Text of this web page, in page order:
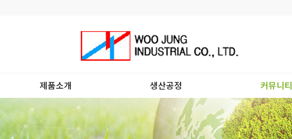
제품소개 생산공정 커뮤니티